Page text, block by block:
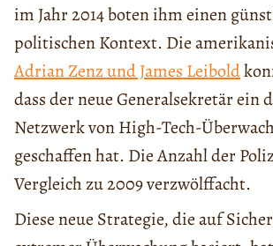
im Jahr 2014 boten ihm einen
politischen Kontext. Die
Adrian Zenz und James Leibold
dass der neue Generalsekretär ein
Netzwerk von High-Tech-
geschaffen hat. Die Anzahl der
Vergleich zu 2009 verzwölffacht.
Diese neue Strategie, die auf